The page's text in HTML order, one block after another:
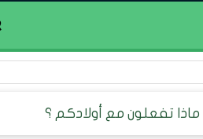
ماذا تفعلون مع أولادكم ؟